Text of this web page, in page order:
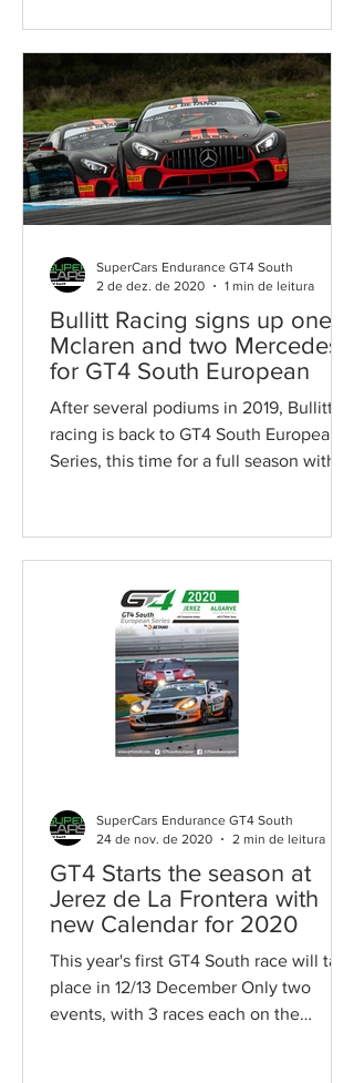
Bullitt Racing signs up one
Mclaren and two Mercedes
for GT4 South European
After several podiums in 2019, Bullitt
racing is back to GT4 South European
Series, this time for a full season with
SuperCars Endurance GT4 South
2 de dez. de 2020
1 min de leitura
GT4 Starts the season at
Jerez de La Frontera with
new Calendar for 2020
This year's first GT4 South race will take
place in 12/13 December Only two
events, with 3 races each on the
SuperCars Endurance GT4 South
24 de nov. de 2020
2 min de leitura